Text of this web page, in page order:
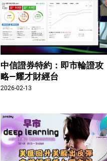
中信證券特約：即市輪證攻
略—耀才財經台
2026-02-13